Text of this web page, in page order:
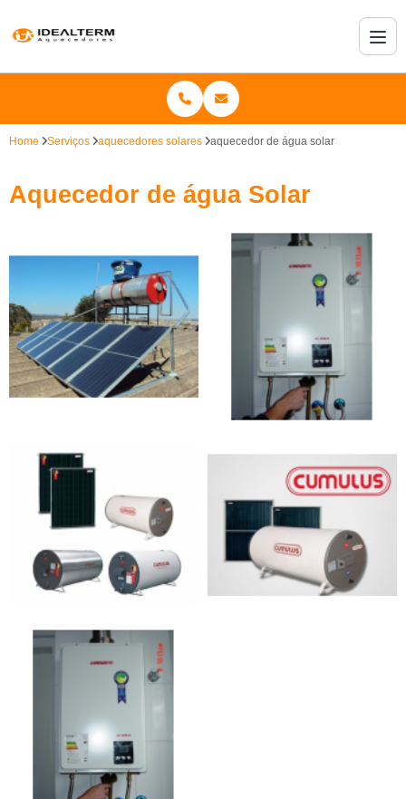
Home Serviços aquecedores solares aquecedor de água solar
Aquecedor de água Solar